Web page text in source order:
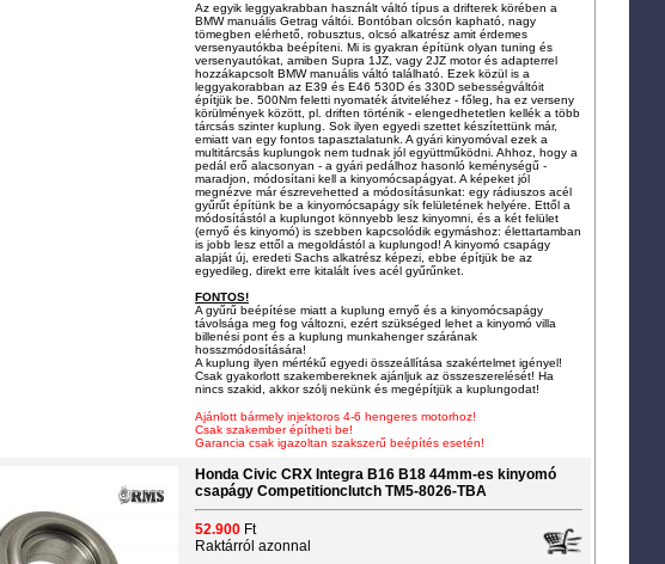
Az egyik leggyakrabban használt váltó típus a drifterek körében a
BMW manuális Getrag váltói. Bontóban olcsón kapható, nagy
tömegben elérhető, robusztus, olcsó alkatrész amit érdemes
versenyautókba beépíteni. Mi is gyakran építünk olyan tuning és
versenyautókat, amiben Supra 1JZ, vagy 2JZ motor és adapterrel
hozzákapcsolt BMW manuális váltó található. Ezek közül is a
leggyakorabban az E39 és E46 530D és 330D sebességváltóit
építjük be. 500Nm feletti nyomaték átviteléhez - főleg, ha ez verseny
körülmények között, pl. driften történik - elengedhetetlen kellék a több
tárcsás szinter kuplung. Sok ilyen egyedi szettet készítettünk már,
emiatt van egy fontos tapasztalatunk. A gyári kinyomóval ezek a
multitárcsás kuplungok nem tudnak jól együttműködni. Ahhoz, hogy a
pedál erő alacsonyan - a gyári pedálhoz hasonló keménységű -
maradjon, módosítani kell a kinyomócsapágyat. A képeket jól
megnézve már észrevehetted a módosításunkat: egy rádiuszos acél
gyűrűt építünk be a kinyomócsapágy sík felületének helyére. Ettől a
módosítástól a kuplungot könnyebb lesz kinyomni, és a két felület
(ernyő és kinyomó) is szebben kapcsolódik egymáshoz: élettartamban
is jobb lesz ettől a megoldástól a kuplungod! A kinyomó csapágy
alapját új, eredeti Sachs alkatrész képezi, ebbe építjük be az
egyedileg, direkt erre kitalált íves acél gyűrűnket.
FONTOS!
A gyűrű beépítése miatt a kuplung ernyő és a kinyomócsapágy
távolsága meg fog változni, ezért szükséged lehet a kinyomó villa
billenési pont és a kuplung munkahenger szárának
hosszmódosítására!
A kuplung ilyen mértékű egyedi összeállítása szakértelmet igényel!
Csak gyakorlott szakembereknek ajánljuk az összeszerelését! Ha
nincs szakid, akkor szólj nekünk és megépítjük a kuplungodat!
Ajánlott bármely injektoros 4-6 hengeres motorhoz!
Csak szakember építheti be!
Garancia csak igazoltan szakszerű beépítés esetén!
Honda Civic CRX Integra B16 B18 44mm-es kinyomó
csapágy Competitionclutch TM5-8026-TBA
52.900 Ft
Raktárról azonnal